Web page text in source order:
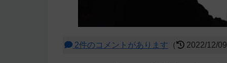
2件のコメントがあります （ 2022/12/